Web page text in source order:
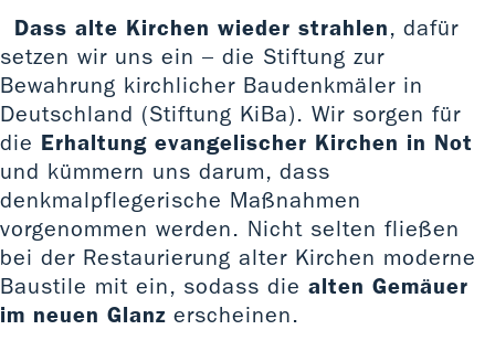
Dass alte Kirchen wieder strahlen, dafür
setzen wir uns ein – die Stiftung zur
Bewahrung kirchlicher Baudenkmäler in
Deutschland (Stiftung KiBa). Wir sorgen für
die Erhaltung evangelischer Kirchen in Not
und kümmern uns darum, dass
denkmalpflegerische Maßnahmen
vorgenommen werden. Nicht selten fließen
bei der Restaurierung alter Kirchen moderne
Baustile mit ein, sodass die alten Gemäuer
im neuen Glanz erscheinen.